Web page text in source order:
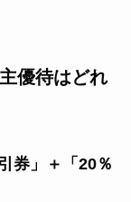
優待はどれ
券」＋「20％